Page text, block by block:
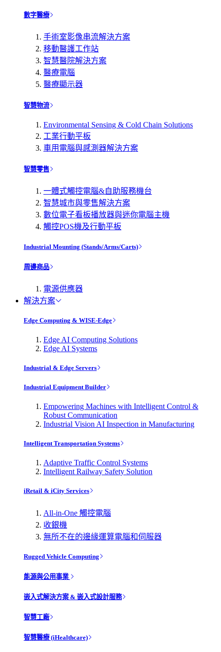
數字醫療
手術室影像串流解決方案
移動醫護工作站
智慧醫院解決方案
醫療電腦
醫療顯示器
智慧物流
Environmental Sensing & Cold Chain Solutions
工業行動平板
車用電腦與感測器解決方案
智慧零售
一體式觸控電腦&自助服務機台
智慧城市與零售解決方案
數位電子看板播放器與迷你電腦主機
觸控POS機及行動平板
Industrial Mounting (Stands/Arms/Carts)
周邊商品
電源供應器
解決方案
Edge Computing & WISE-Edge
Edge AI Computing Solutions
Edge AI Systems
Industrial & Edge Servers
Industrial Equipment Builder
Empowering Machines with Intelligent Control &
Robust Communication
Industrial Vision AI Inspection in Manufacturing
Intelligent Transportation Systems
Adaptive Traffic Control Systems
Intelligent Railway Safety Solution
iRetail & iCity Services
All-in-One 觸控電腦
收銀機
無所不在的邊緣運算電腦和伺服器
Rugged Vehicle Computing
能源與公用事業
嵌入式解決方案 & 嵌入式設計服務
智慧工廠
智慧醫療 (iHealthcare)